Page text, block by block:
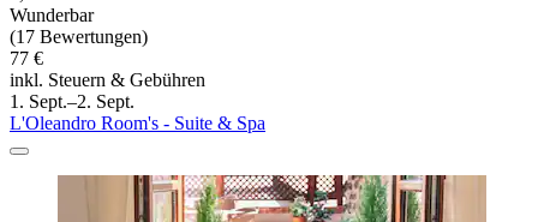
Wunderbar
(17 Bewertungen)
77 €
inkl. Steuern & Gebühren
1. Sept.–2. Sept.
L'Oleandro Room's - Suite & Spa